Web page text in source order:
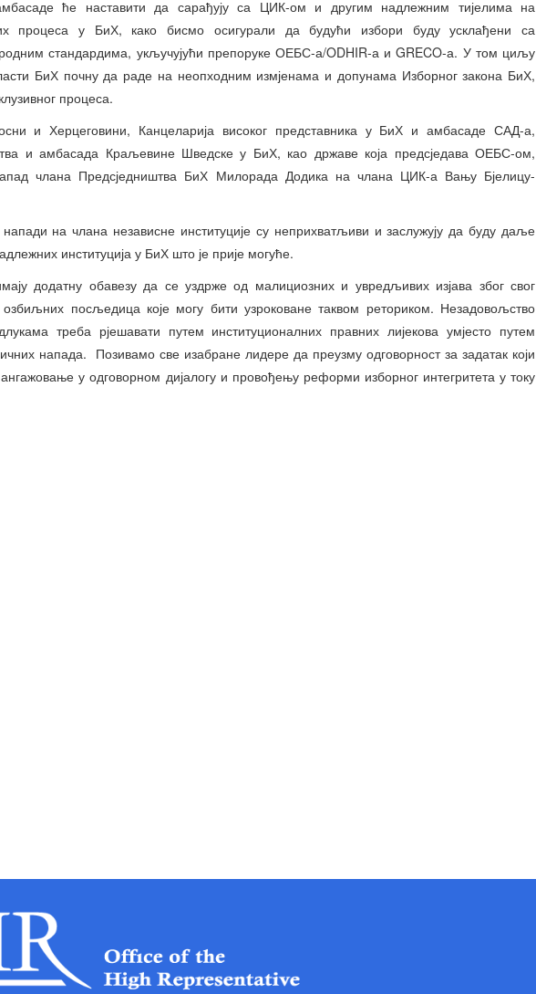
ће наставити да сарађују са ЦИК-ом и другим надлежним тијелима на
процеса у БиХ, како бисмо осигурали да будући избори буду усклађени са
стандардима, укључујући препоруке ОЕБС-а/ODHIR-а и GRECO-а. У том циљу
БиХ почну да раде на неопходним измјенама и допунама Изборног закона БиХ,
процеса.
и Херцеговини, Канцеларија високог представника у БиХ и амбасаде САД-а,
и амбасада Краљевине Шведске у БиХ, као државе која предсједава ОЕБС-ом,
напад члана Предсједништва БиХ Милорада Додика на члана ЦИК-а Вању Бјелицу-
на члана независне институције су неприхватљиви и заслужују да буду даље
институција у БиХ што је прије могуће.
додатну обавезу да се уздрже од малициозних и увредљивих изјава због свог
посљедица које могу бити узроковане таквом реториком. Незадовољство
треба рјешавати путем институционалних правних лијекова умјесто путем
напада. Позивамо све изабране лидере да преузму одговорност за задатак који
у одговорном дијалогу и провођењу реформи изборног интегритета у току